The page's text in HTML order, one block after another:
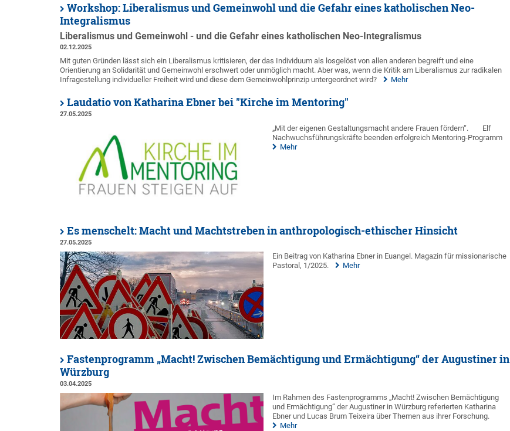
Workshop: Liberalismus und Gemeinwohl und die Gefahr eines katholischen Neo-
Integralismus
Liberalismus und Gemeinwohl - und die Gefahr eines katholischen Neo-Integralismus
02.12.2025
Mit guten Gründen lässt sich ein Liberalismus kritisieren, der das Individuum als losgelöst von allen anderen begreift und eine
Orientierung an Solidarität und Gemeinwohl erschwert oder unmöglich macht. Aber was, wenn die Kritik am Liberalismus zur radikalen
Infragestellung individueller Freiheit wird und diese dem Gemeinwohlprinzip untergeordnet wird?
Mehr
Laudatio von Katharina Ebner bei "Kirche im Mentoring"
27.05.2025
„Mit der eigenen Gestaltungsmacht andere Frauen fördern“.
Elf
Nachwuchsführungskräfte beenden erfolgreich Mentoring-Programm
Mehr
Es menschelt: Macht und Machtstreben in anthropologisch-ethischer Hinsicht
27.05.2025
Ein Beitrag von Katharina Ebner in Euangel. Magazin für missionarische
Pastoral, 1/2025.
Mehr
Fastenprogramm „Macht! Zwischen Bemächtigung und Ermächtigung“ der Augustiner in
Würzburg
03.04.2025
Im Rahmen des Fastenprogramms „Macht! Zwischen Bemächtigung
und Ermächtigung“ der Augustiner in Würzburg referierten Katharina
Ebner und Lucas Brum Teixeira über Themen aus ihrer Forschung.
Mehr